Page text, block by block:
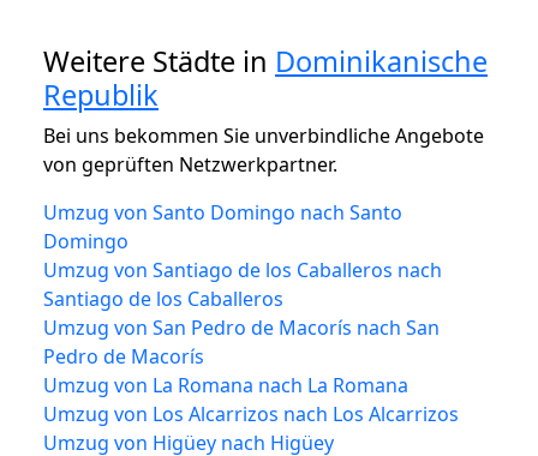
Weitere Städte in Dominikanische
Republik
Bei uns bekommen Sie unverbindliche Angebote
von geprüften Netzwerkpartner.
Umzug von Santo Domingo nach Santo
Domingo
Umzug von Santiago de los Caballeros nach
Santiago de los Caballeros
Umzug von San Pedro de Macorís nach San
Pedro de Macorís
Umzug von La Romana nach La Romana
Umzug von Los Alcarrizos nach Los Alcarrizos
Umzug von Higüey nach Higüey